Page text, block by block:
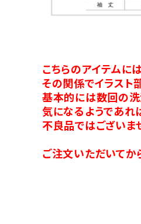
こちらのアイテムに
その関係でイラスト
基本的には数回の洗
気になるようであれ
不良品ではございま
ご注文いただいてか